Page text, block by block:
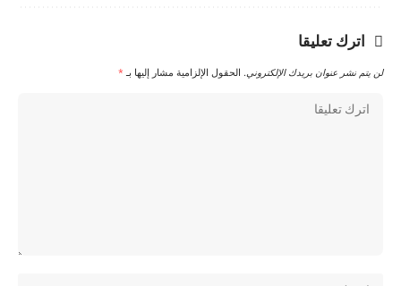
اترك تعليقا
لن يتم نشر عنوان بريدك الإلكتروني. الحقول الإلزامية مشار إليها بـ *